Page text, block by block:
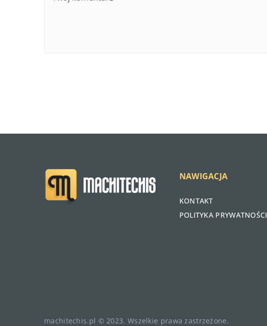
NAWIGACJA
KONTAKT
POLITYKA PRYWATNOŚCI
machitechis.pl © 2023. Wszelkie prawa zastrzeżone.